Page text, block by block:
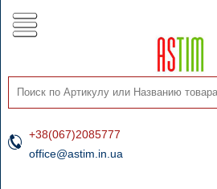
+38(067)2085777
office@astim.in.ua